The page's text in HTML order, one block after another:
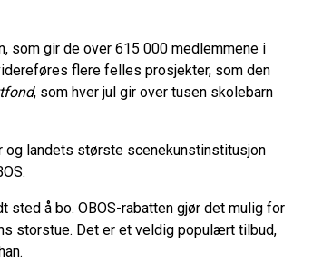
som gir de over 615 000 medlemmene i
flere felles prosjekter, som den
, som hver jul gir over tusen skolebarn
landets største scenekunstinstitusjon
sted å bo. OBOS-rabatten gjør det mulig for
storstue. Det er et veldig populært tilbud,